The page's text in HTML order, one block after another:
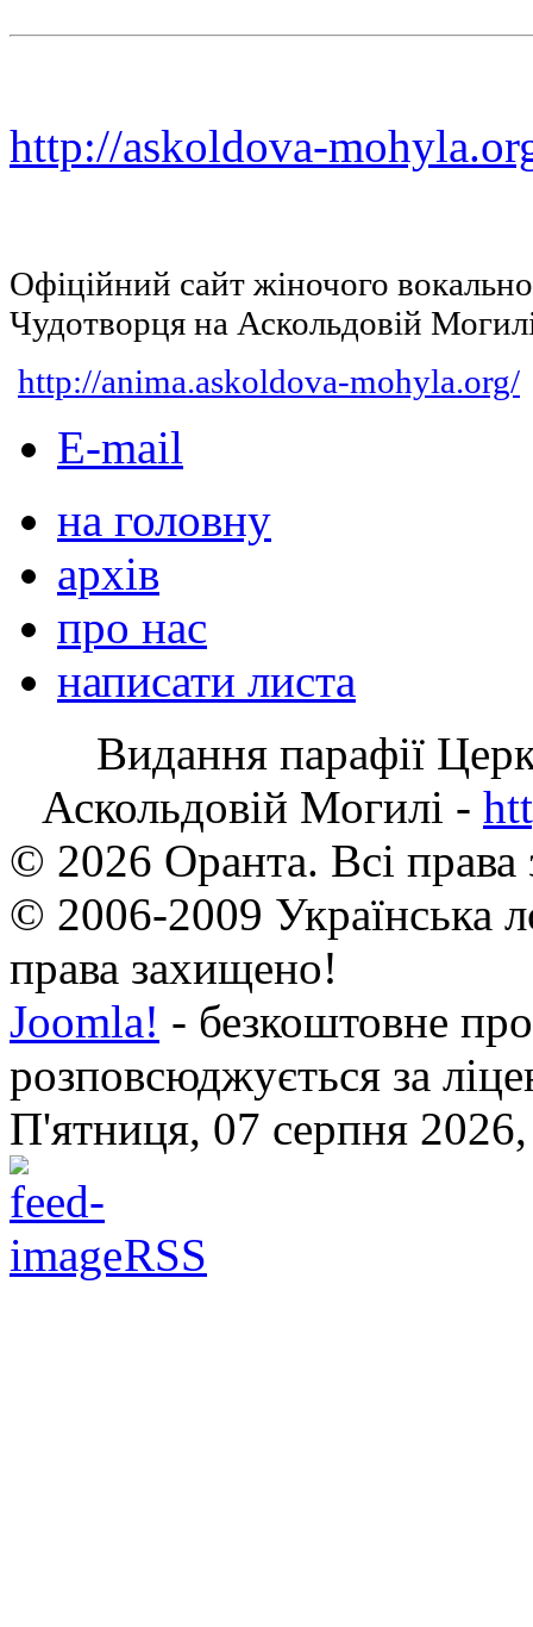
http://askoldova-
Офіційний сайт жіночого
Чудотворця на Аскольдовій
http://anima.askoldova-mohyla.org/
E-mail
на головну
архів
про нас
написати листа
Видання парафії
Аскольдовій Могилі -
© 2026 Оранта. Всі
© 2006-2009 Українська
права захищено!
Joomla! - безкоштовне
розповсюджується за
П'ятниця, 07 серпня
RSS